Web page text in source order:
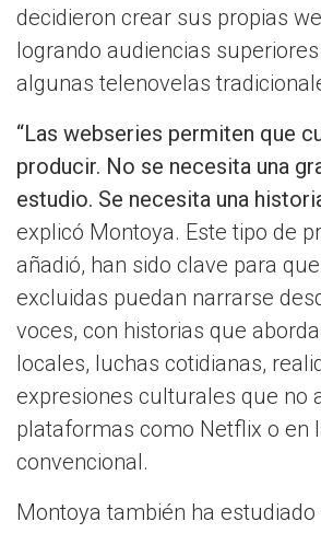
decidieron crear sus propias
logrando audiencias
algunas telenovelas
“Las webseries permiten que
producir. No se necesita una
estudio. Se necesita una
explicó Montoya. Este tipo de
añadió, han sido clave para
excluidas puedan narrarse
voces, con historias que
locales, luchas cotidianas,
expresiones culturales que no
plataformas como Netflix o en
convencional.
Montoya también ha